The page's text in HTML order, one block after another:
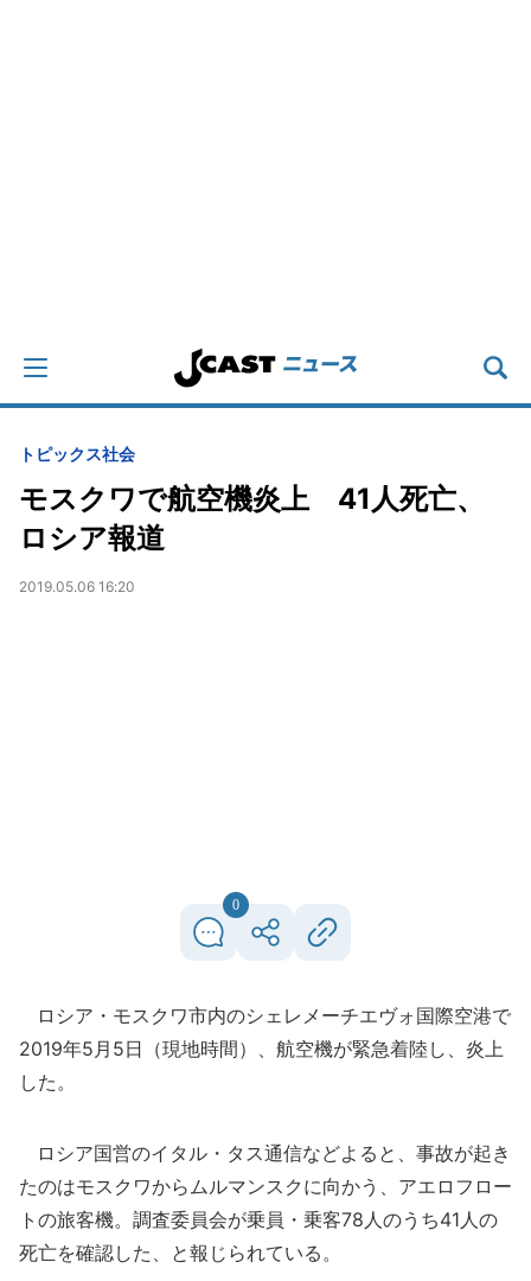
トピックス社会
モスクワで航空機炎上 41人死亡、
ロシア報道
2019.05.06 16:20
0
ロシア・モスクワ市内のシェレメーチエヴォ国際空港で
2019年5月5日（現地時間）、航空機が緊急着陸し、炎上
した。
ロシア国営のイタル・タス通信などよると、事故が起き
たのはモスクワからムルマンスクに向かう、アエロフロー
トの旅客機。調査委員会が乗員・乗客78人のうち41人の
死亡を確認した、と報じられている。